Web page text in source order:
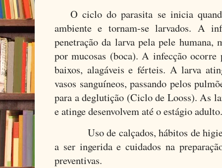
O ciclo do parasita se inicia
ambiente e tornam-se larvados. A
penetração da larva pela pele humana,
por mucosas (boca). A infecção ocorre
baixos, alagáveis e férteis. A larva
vasos sanguíneos, passando pelos
para a deglutição (Ciclo de Looss). As
e atinge desenvolvem até o estágio adulto.
Uso de calçados, hábitos de
a ser ingerida e cuidados na
preventivas.